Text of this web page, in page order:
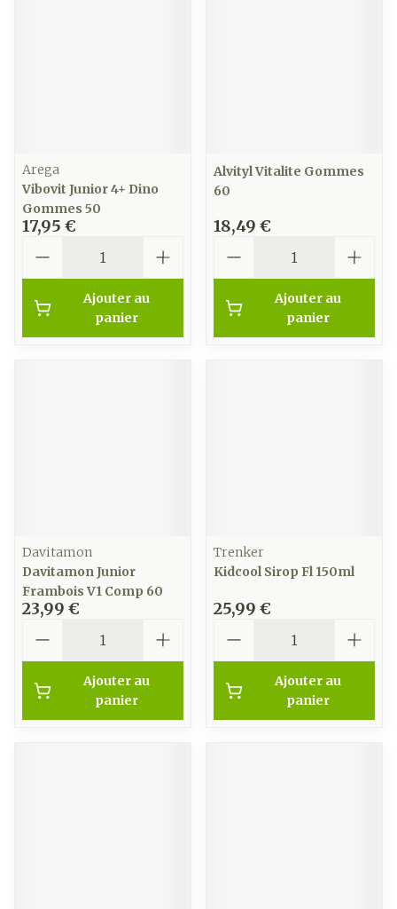
Arega
Vibovit Junior 4+ Dino
Gommes 50
17,95 €
Ajouter au
panier
Alvityl Vitalite Gommes
60
18,49 €
Ajouter au
panier
Davitamon
Davitamon Junior
Frambois V1 Comp 60
23,99 €
Ajouter au
panier
Trenker
Kidcool Sirop Fl 150ml
25,99 €
Ajouter au
panier